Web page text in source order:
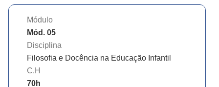
Módulo
Mód. 05
Disciplina
Filosofia e Docência na Educação Infantil
C.H
70h